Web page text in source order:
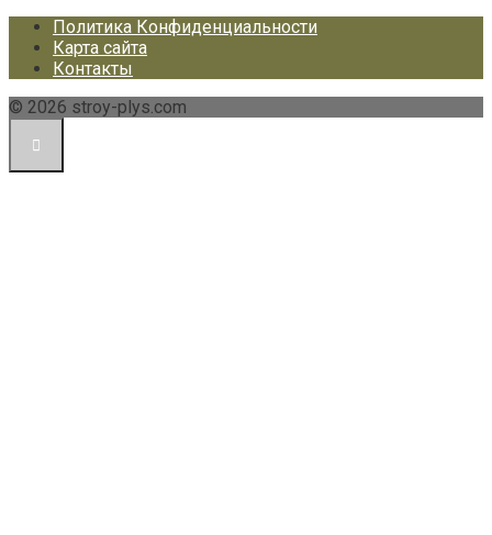
Политика Конфиденциальности
Карта сайта
Контакты
© 2026 stroy-plys.com